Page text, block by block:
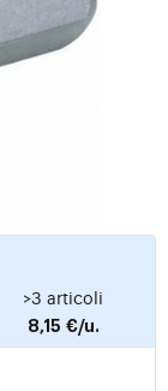
>3 articoli
8,15 €/u.